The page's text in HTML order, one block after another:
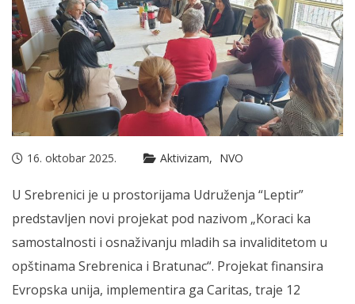
16. oktobar 2025. Aktivizam NVO
U Srebrenici je u prostorijama Udruženja “Leptir”
predstavljen novi projekat pod nazivom „Koraci ka
samostalnosti i osnaživanju mladih sa invaliditetom u
opštinama Srebrenica i Bratunac“. Projekat finansira
Evropska unija, implementira ga Caritas, traje 12